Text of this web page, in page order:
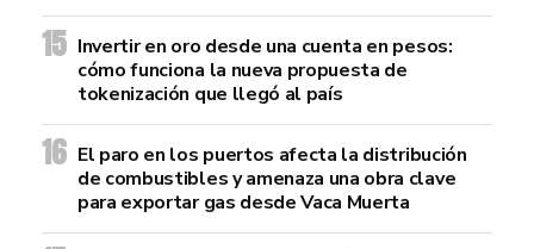
Invertir en oro desde una cuenta en pesos:
cómo funciona la nueva propuesta de
tokenización que llegó al país
El paro en los puertos afecta la distribución
de combustibles y amenaza una obra clave
para exportar gas desde Vaca Muerta